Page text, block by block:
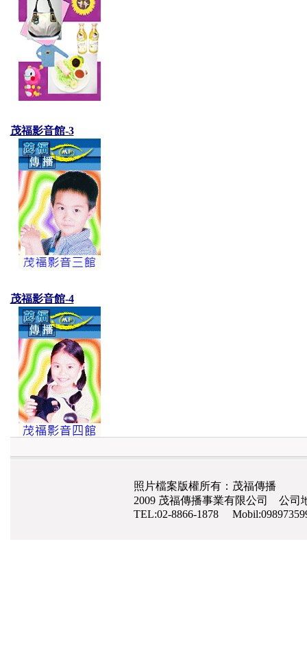
茂福影音館-3
茂福影音館-4
照片檔案版權所有：茂福傳播
2009 茂福傳播事業有限公司 公司
TEL:02-8866-1878